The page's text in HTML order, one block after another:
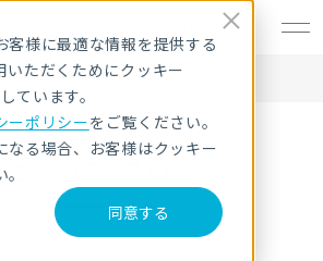
客様に最適な情報を提供する
いただくためにクッキー
ています。
ーポリシーをご覧ください。
なる場合、お客様はクッキー
同意する
グ
ィ｜必要不可欠な「全体視点」とは？
キュア ブログ